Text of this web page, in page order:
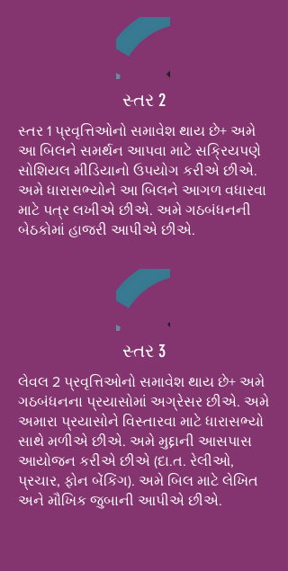
સ્તર 2
સ્તર 1 પ્રવૃત્તિઓનો સમાવેશ થાય છે+ અમે
આ બિલને સમર્થન આપવા માટે સક્રિયપણે
સોશિયલ મીડિયાનો ઉપયોગ કરીએ છીએ.
અમે ધારાસભ્યોને આ બિલને આગળ વધારવા
માટે પત્ર લખીએ છીએ. અમે ગઠબંધનની
બેઠકોમાં હાજરી આપીએ છીએ.
સ્તર 3
લેવલ 2 પ્રવૃત્તિઓનો સમાવેશ થાય છે+ અમે
ગઠબંધનના પ્રયાસોમાં અગ્રેસર છીએ. અમે
અમારા પ્રયાસોને વિસ્તારવા માટે ધારાસભ્યો
સાથે મળીએ છીએ. અમે મુદ્દાની આસપાસ
આયોજન કરીએ છીએ (દા.ત. રેલીઓ,
પ્રચાર, ફોન બેંકિંગ). અમે બિલ માટે લેખિત
અને મૌખિક જુબાની આપીએ છીએ.